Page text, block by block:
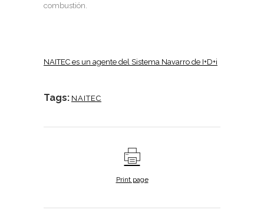
combustión.
NAITEC es un agente del Sistema Navarro de I+D+i
Tags: NAITEC
Print page